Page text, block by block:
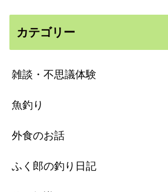
カテゴリー
雑談・不思議体験
魚釣り
外食のお話
ふく郎の釣り日記